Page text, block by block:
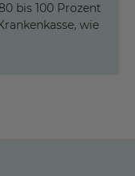
bis 100 Prozent
wie